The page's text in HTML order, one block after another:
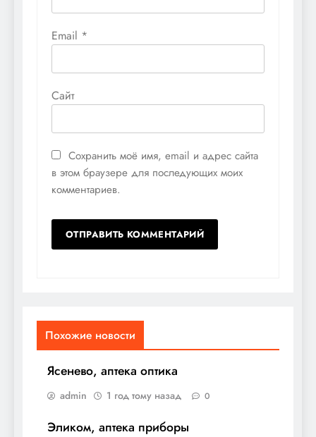
Email *
Сайт
Сохранить моё имя, email и адрес сайта
в этом браузере для последующих моих
комментариев.
Похожие новости
Ясенево, аптека оптика
admin 1 год тому назад 0
Эликом, аптека приборы